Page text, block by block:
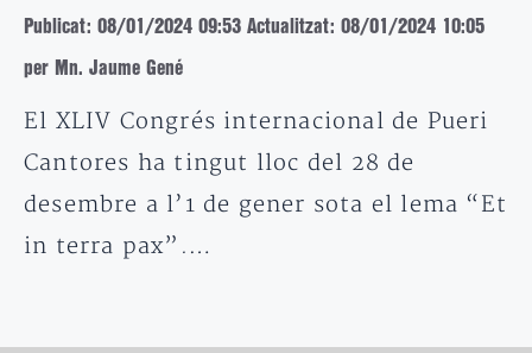
Publicat: 08/01/2024 09:53 Actualitzat: 08/01/2024 10:05
per Mn. Jaume Gené
El XLIV Congrés internacional de Pueri
Cantores ha tingut lloc del 28 de
desembre a l’1 de gener sota el lema “Et
in terra pax”.…